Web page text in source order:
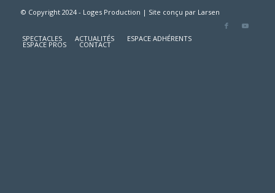
© Copyright 2024 - Loges Production | Site conçu par Larsen
SPECTACLES ACTUALITÉS ESPACE ADHÉRENTS
ESPACE PROS CONTACT